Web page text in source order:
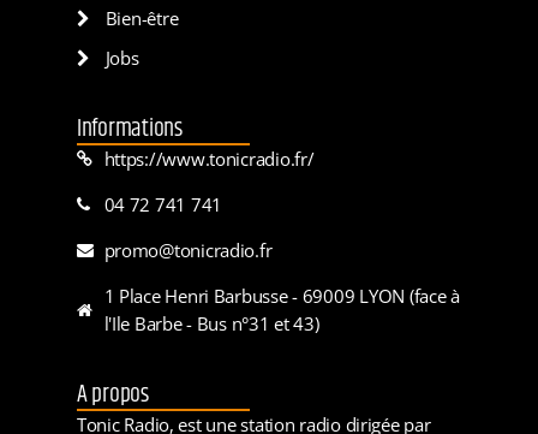
Bien-être
Jobs
Informations
https://www.tonicradio.fr/
04 72 741 741
promo@tonicradio.fr
1 Place Henri Barbusse - 69009 LYON (face à
l'Ile Barbe - Bus n°31 et 43)
A propos
Tonic Radio, est une station radio dirigée par